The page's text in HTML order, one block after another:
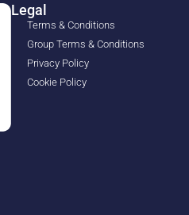
Legal
Terms & Conditions
Group Terms & Conditions
Privacy Policy
Cookie Policy